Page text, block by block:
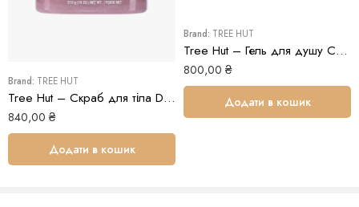
Brand: TREE HUT
Tree Hut – Скраб для тіла Desert Haze Sugar Scrub
840,00 ₴
Додати в кошик
Brand: TREE HUT
Tree Hut – Гель для душу Coco Colada Foaming Gel Wash
800,00 ₴
Додати в кошик